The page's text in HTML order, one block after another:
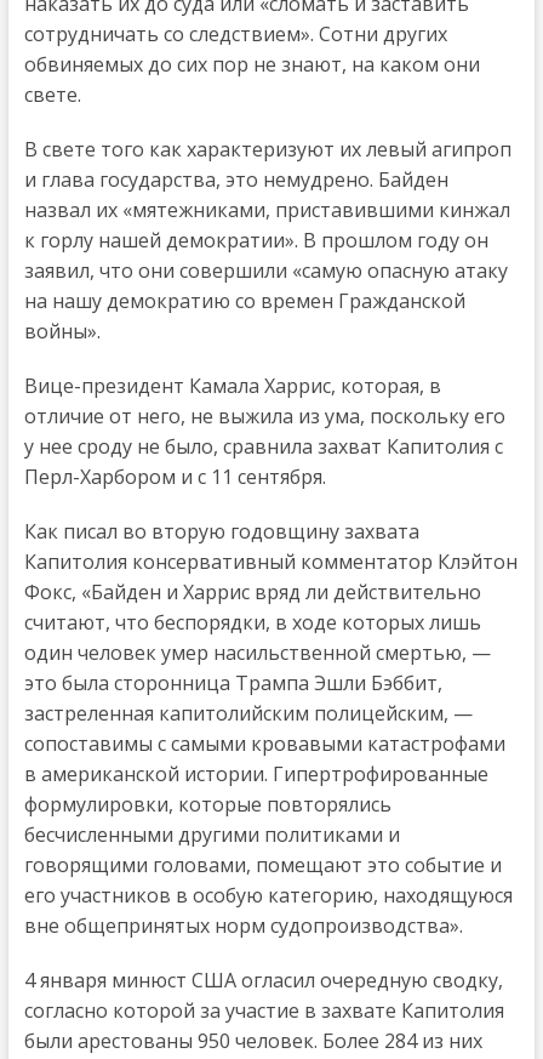
сотрудничать со следствием». Сотни других
обвиняемых до сих пор не знают, на каком они
свете.
В свете того как характеризуют их левый агипроп
и глава государства, это немудрено. Байден
назвал их «мятежниками, приставившими кинжал
к горлу нашей демократии». В прошлом году он
заявил, что они совершили «самую опасную атаку
на нашу демократию со времен Гражданской
войны».
Вице-президент Камала Харрис, которая, в
отличие от него, не выжила из ума, поскольку его
у нее сроду не было, сравнила захват Капитолия с
Перл-Харбором и с 11 сентября.
Как писал во вторую годовщину захвата
Капитолия консервативный комментатор Клэйтон
Фокс, «Байден и Харрис вряд ли действительно
считают, что беспорядки, в ходе которых лишь
один человек умер насильственной смертью, —
это была сторонница Трампа Эшли Бэббит,
застреленная капитолийским полицейским, —
сопоставимы с самыми кровавыми катастрофами
в американской истории. Гипертрофированные
формулировки, которые повторялись
бесчисленными другими политиками и
говорящими головами, помещают это событие и
его участников в особую категорию, находящуюся
вне общепринятых норм судопроизводства».
4 января минюст США огласил очередную сводку,
согласно которой за участие в захвате Капитолия
были арестованы 950 человек. Более 284 из них